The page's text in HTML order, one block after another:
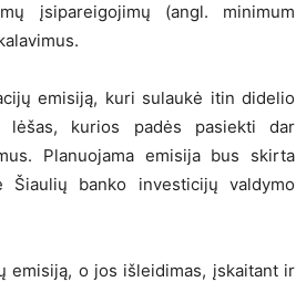
įsipareigojimų (angl. minimum
emisiją, kuri sulaukė itin didelio
lėšas, kurios padės pasiekti dar
Planuojama emisija bus skirta
Šiaulių banko investicijų valdymo
emisiją, o jos išleidimas, įskaitant ir